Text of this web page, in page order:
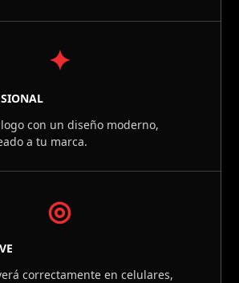
✦
con un diseño moderno,
a tu marca.
◎
correctamente en celulares,